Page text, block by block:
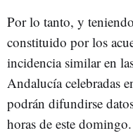
Por lo tanto, y
constituido por los
incidencia similar en
Andalucía celebradas
podrán difundirse
horas de este domingo.